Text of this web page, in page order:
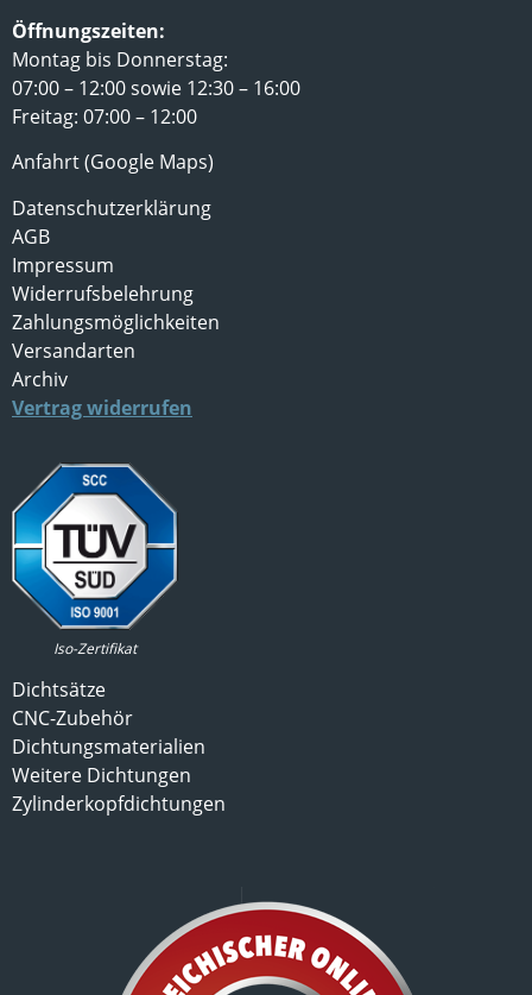
Öffnungszeiten:
Montag bis Donnerstag:
07:00 – 12:00 sowie 12:30 – 16:00
Freitag: 07:00 – 12:00
Anfahrt (Google Maps)
Datenschutzerklärung
AGB
Impressum
Widerrufsbelehrung
Zahlungsmöglichkeiten
Versandarten
Archiv
Vertrag widerrufen
Iso-Zertifikat
Dichtsätze
CNC-Zubehör
Dichtungsmaterialien
Weitere Dichtungen
Zylinderkopfdichtungen